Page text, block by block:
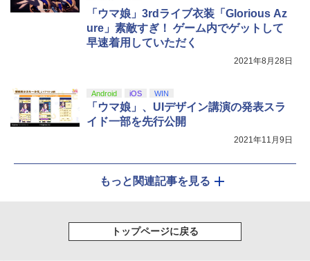
「ウマ娘」3rdライブ衣装「Glorious Az
ure」素敵すぎ！ ゲーム内でゲットして
早速着用していただく
2021年8月28日
Android iOS WIN
「ウマ娘」、UIデザイン講演の発表スラ
イド一部を先行公開
2021年11月9日
もっと関連記事を見る
トップページに戻る